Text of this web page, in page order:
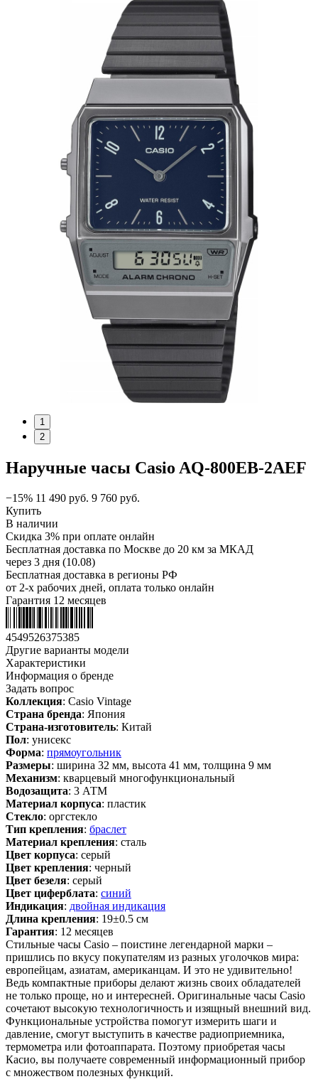
1
2
Наручные часы Casio AQ-800EB-2AEF
−15% 11 490 руб. 9 760 руб.
Купить
В наличии
Скидка 3% при оплате онлайн
Бесплатная доставка по Москве до 20 км за МКАД
через 3 дня (10.08)
Бесплатная доставка в регионы РФ
от 2-х рабочих дней, оплата только онлайн
Гарантия 12 месяцев
4549526375385
Другие варианты модели
Характеристики
Информация о бренде
Задать вопрос
Коллекция: Casio Vintage
Страна бренда: Япония
Страна-изготовитель: Китай
Пол: унисекс
Форма: прямоугольник
Размеры: ширина 32 мм, высота 41 мм, толщина 9 мм
Механизм: кварцевый многофункциональный
Водозащита: 3 АТМ
Материал корпуса: пластик
Стекло: оргстекло
Тип крепления: браслет
Материал крепления: сталь
Цвет корпуса: серый
Цвет крепления: черный
Цвет безеля: серый
Цвет циферблата: синий
Индикация: двойная индикация
Длина крепления: 19±0.5 см
Гарантия: 12 месяцев
Стильные часы Casio – поистине легендарной марки –
пришлись по вкусу покупателям из разных уголочков мира:
европейцам, азиатам, американцам. И это не удивительно!
Ведь компактные приборы делают жизнь своих обладателей
не только проще, но и интересней. Оригинальные часы Casio
сочетают высокую технологичность и изящный внешний вид.
Функциональные устройства помогут измерить шаги и
давление, смогут выступить в качестве радиоприемника,
термометра или фотоаппарата. Поэтому приобретая часы
Касио, вы получаете современный информационный прибор
с множеством полезных функций.